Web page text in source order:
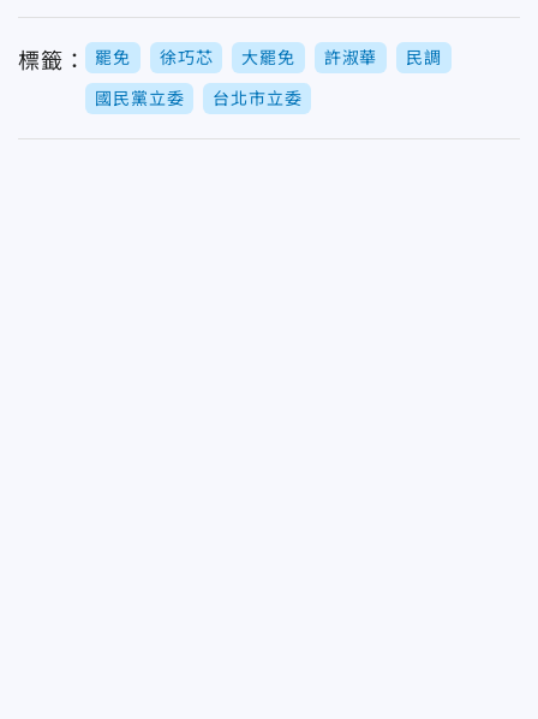
標籤： 罷免 徐巧芯 大罷免 許淑華 民調
國民黨立委 台北市立委